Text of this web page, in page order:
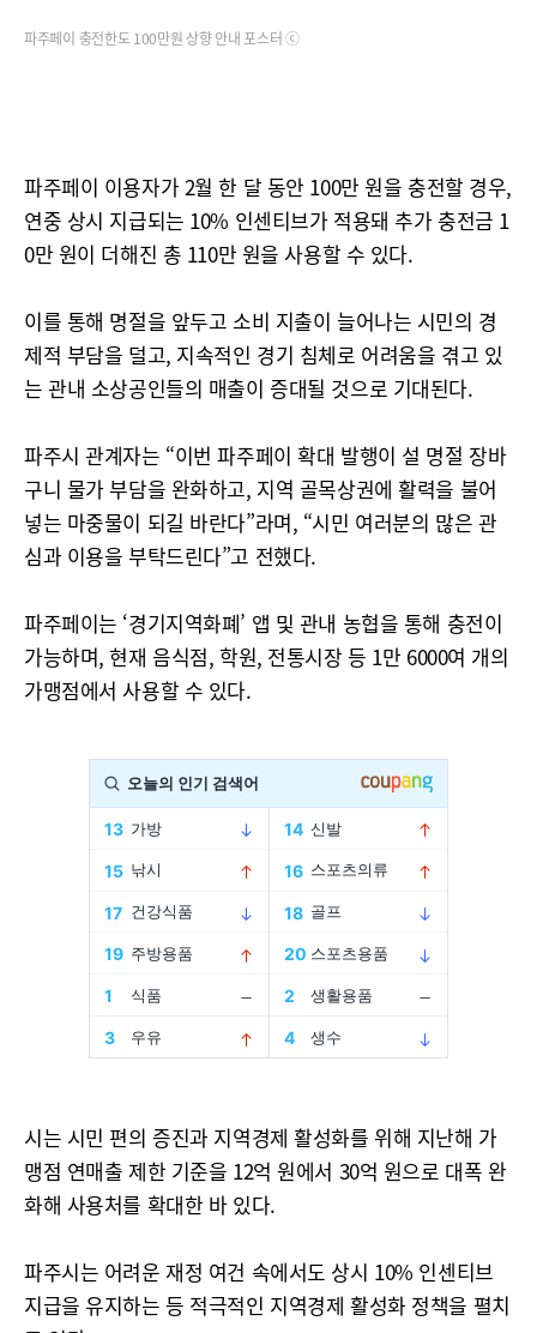
파주페이 충전한도 100만원 상향 안내 포스터 ⓒ
파주페이 이용자가 2월 한 달 동안 100만 원을 충전할 경우,
연중 상시 지급되는 10% 인센티브가 적용돼 추가 충전금 1
0만 원이 더해진 총 110만 원을 사용할 수 있다.
이를 통해 명절을 앞두고 소비 지출이 늘어나는 시민의 경
제적 부담을 덜고, 지속적인 경기 침체로 어려움을 겪고 있
는 관내 소상공인들의 매출이 증대될 것으로 기대된다.
파주시 관계자는 “이번 파주페이 확대 발행이 설 명절 장바
구니 물가 부담을 완화하고, 지역 골목상권에 활력을 불어
넣는 마중물이 되길 바란다”라며, “시민 여러분의 많은 관
심과 이용을 부탁드린다”고 전했다.
파주페이는 ‘경기지역화폐’ 앱 및 관내 농협을 통해 충전이
가능하며, 현재 음식점, 학원, 전통시장 등 1만 6000여 개의
가맹점에서 사용할 수 있다.
시는 시민 편의 증진과 지역경제 활성화를 위해 지난해 가
맹점 연매출 제한 기준을 12억 원에서 30억 원으로 대폭 완
화해 사용처를 확대한 바 있다.
파주시는 어려운 재정 여건 속에서도 상시 10% 인센티브
지급을 유지하는 등 적극적인 지역경제 활성화 정책을 펼치